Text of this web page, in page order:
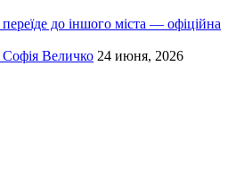
до іншого міста — офіційна
Софія Величко 24 июня, 2026